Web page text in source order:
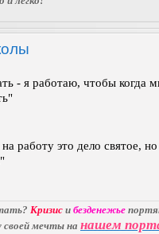
- я работаю, чтобы когда
работу это дело святое, но
Кризис и безденежье
своей мечты на нашем